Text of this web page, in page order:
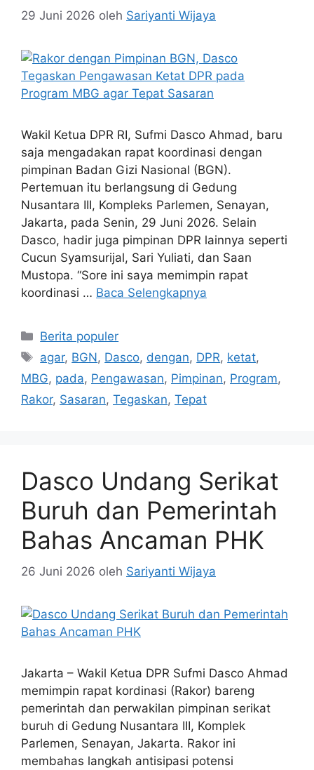
29 Juni 2026 oleh Sariyanti Wijaya
Wakil Ketua DPR RI, Sufmi Dasco Ahmad, baru
saja mengadakan rapat koordinasi dengan
pimpinan Badan Gizi Nasional (BGN).
Pertemuan itu berlangsung di Gedung
Nusantara III, Kompleks Parlemen, Senayan,
Jakarta, pada Senin, 29 Juni 2026. Selain
Dasco, hadir juga pimpinan DPR lainnya seperti
Cucun Syamsurijal, Sari Yuliati, dan Saan
Mustopa. “Sore ini saya memimpin rapat
koordinasi … Baca Selengkapnya
Kategori
Berita populer
Tag
agar, BGN, Dasco, dengan, DPR, ketat,
MBG, pada, Pengawasan, Pimpinan, Program,
Rakor, Sasaran, Tegaskan, Tepat
Dasco Undang Serikat
Buruh dan Pemerintah
Bahas Ancaman PHK
26 Juni 2026 oleh Sariyanti Wijaya
Jakarta – Wakil Ketua DPR Sufmi Dasco Ahmad
memimpin rapat kordinasi (Rakor) bareng
pemerintah dan perwakilan pimpinan serikat
buruh di Gedung Nusantara III, Komplek
Parlemen, Senayan, Jakarta. Rakor ini
membahas langkah antisipasi potensi